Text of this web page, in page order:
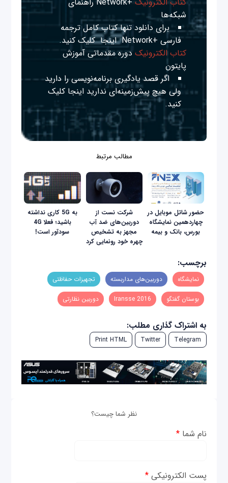
شبکه‌ها
برای دانلود تنها کتاب کامل ترجمه
فارسی +Network
اینجا کلیک کنید.
کتاب الکترونیک دوره مقدماتی آموزش
پایتون
اگر قصد یادگیری برنامه‌نویسی را دارید
ولی هیچ پیش‌زمینه‌ای نداریداینجا کلیک
کنید.
مطالب مرتبط
حضور شاتل موبایل در
چهاردهمین نمایشگاه
بورس، بانک و بیمه
شرکت نست از
دوربین‌‌‌های ضد آب
مجهز به تشخیص
چهره خود رونمایی کرد
به 5G کاری نداشته
باشید؛ فعلا 4G
سودآور است!
برچسب:
نمایشگاه دوربین‌‌های مداربسته تجهیزات حفاظتی
بوستان گفتگو Iransse 2016 دوربین نظارتی
به اشتراک گذاری مطلب:
Telegram
Twitter
Print HTML
نظر شما چیست؟
نام شما*
پست الکترونیکی*